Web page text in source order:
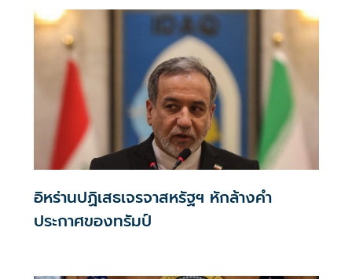
อิหร่านปฏิเสธเจรจาสหรัฐฯ หักล้างคำ
ประกาศของทรัมป์